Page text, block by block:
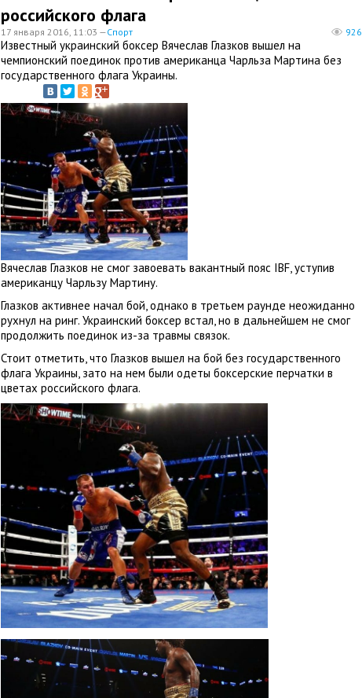
российского флага
17 января 2016, 11:03 —Спорт 926
Известный украинский боксер Вячеслав Глазков вышел на
чемпионский поединок против американца Чарльза Мартина без
государственного флага Украины.
Вячеслав Глазков не смог завоевать вакантный пояс IBF, уступив
американцу Чарльзу Мартину.
Глазков активнее начал бой, однако в третьем раунде неожиданно
рухнул на ринг. Украинский боксер встал, но в дальнейшем не смог
продолжить поединок из-за травмы связок.
Стоит отметить, что Глазков вышел на бой без государственного
флага Украины, зато на нем были одеты боксерские перчатки в
цветах российского флага.